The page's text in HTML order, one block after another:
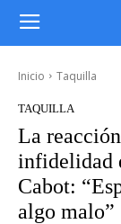
Inicio Taquilla
TAQUILLA
La
infidelidad
Cabot:
algo malo”